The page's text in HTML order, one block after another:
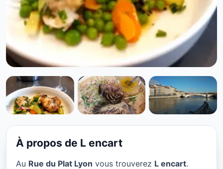
BAR À VIN
L encart à Lyon
★ 4.7/5
À propos de L encart
Au Rue du Plat Lyon vous trouverez L encart.